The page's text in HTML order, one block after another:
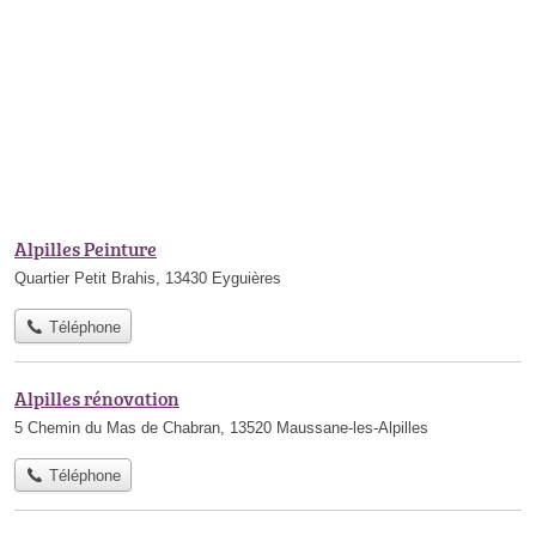
Alpilles Peinture
Quartier Petit Brahis, 13430 Eyguières
Téléphone
Alpilles rénovation
5 Chemin du Mas de Chabran, 13520 Maussane-les-Alpilles
Téléphone